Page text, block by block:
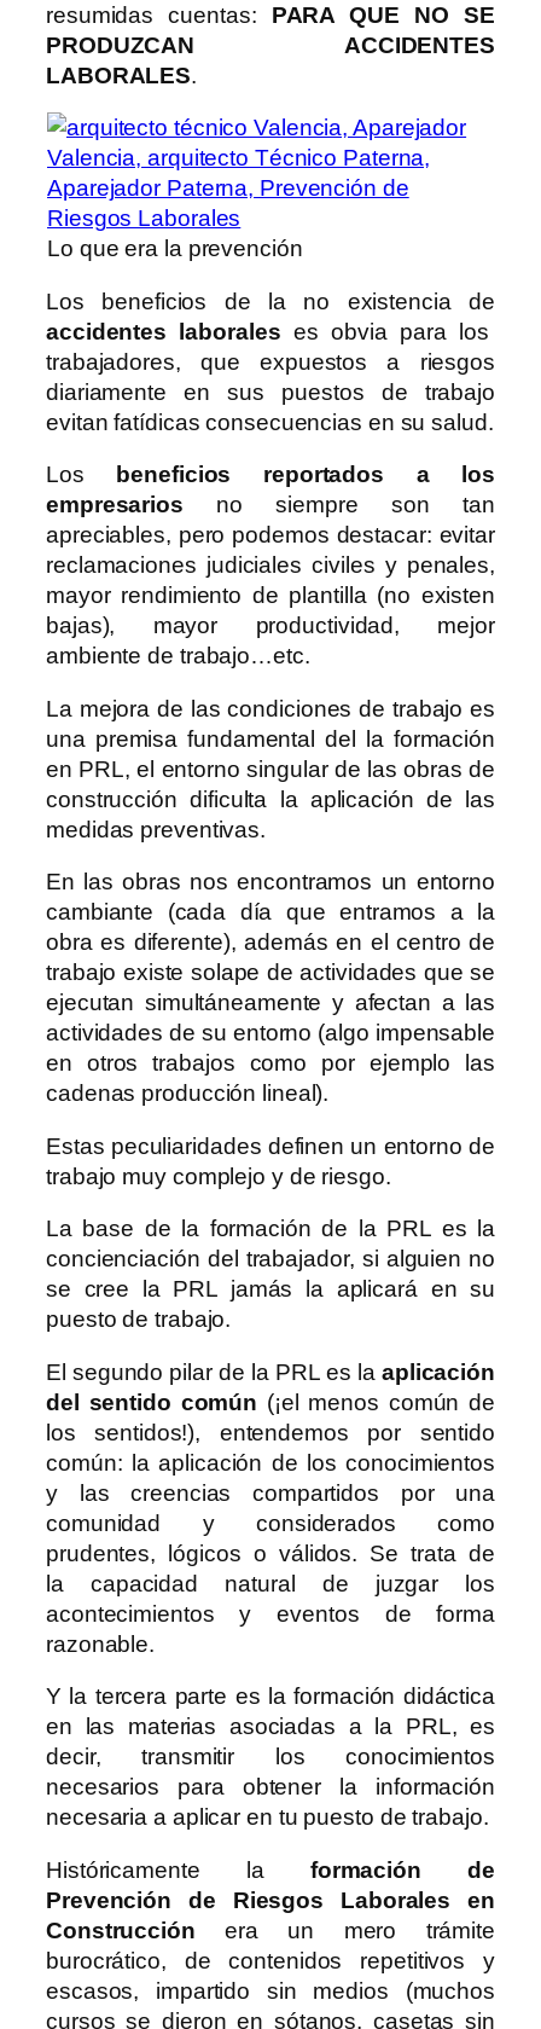
resumidas cuentas: PARA QUE NO SE
PRODUZCAN ACCIDENTES
LABORALES.
Lo que era la prevención
Los beneficios de la no existencia de
accidentes laborales es obvia para los
trabajadores, que expuestos a riesgos
diariamente en sus puestos de trabajo
evitan fatídicas consecuencias en su salud.
Los
beneficios reportados a los
empresarios no siempre son tan
apreciables, pero podemos destacar: evitar
reclamaciones judiciales civiles y penales,
mayor rendimiento de plantilla (no existen
bajas), mayor productividad, mejor
ambiente de trabajo…etc.
La mejora de las condiciones de trabajo es
una premisa fundamental del la formación
en PRL, el entorno singular de las obras de
construcción dificulta la aplicación de las
medidas preventivas.
En las obras nos encontramos un entorno
cambiante (cada día que entramos a la
obra es diferente), además en el centro de
trabajo existe solape de actividades que se
ejecutan simultáneamente y afectan a las
actividades de su entorno (algo impensable
en otros trabajos como por ejemplo las
cadenas producción lineal).
Estas peculiaridades definen un entorno de
trabajo muy complejo y de riesgo.
La base de la formación de la PRL es la
concienciación del trabajador, si alguien no
se cree la PRL jamás la aplicará en su
puesto de trabajo.
El segundo pilar de la PRL es la aplicación
del sentido común (¡el menos común de
los sentidos!), entendemos por sentido
común: la aplicación de los conocimientos
y las creencias compartidos por una
comunidad y considerados como
prudentes, lógicos o válidos. Se trata de
la capacidad natural de juzgar los
acontecimientos y eventos de forma
razonable.
Y la tercera parte es la formación didáctica
en las materias asociadas a la PRL, es
decir, transmitir los conocimientos
necesarios para obtener la información
necesaria a aplicar en tu puesto de trabajo.
Históricamente la formación de
Prevención de Riesgos Laborales en
Construcción era un mero trámite
burocrático, de contenidos repetitivos y
escasos, impartido sin medios (muchos
cursos se dieron en sótanos, casetas sin